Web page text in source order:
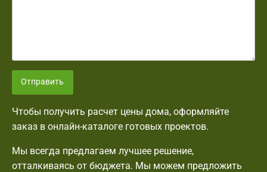
Отправить
Чтобы получить расчет цены дома, оформляйте
заказ в онлайн-каталоге готовых проектов.
Мы всегда предлагаем лучшее решение,
отталкиваясь от бюджета. Мы можем предложить